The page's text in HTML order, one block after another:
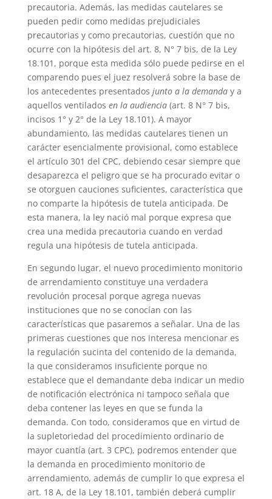
precautoria. Además, las medidas cautelares se
pueden pedir como medidas prejudiciales
precautorias y como precautorias, cuestión que no
ocurre con la hipótesis del art. 8, N° 7 bis, de la Ley
18.101, porque esta medida sólo puede pedirse en el
comparendo pues el juez resolverá sobre la base de
los antecedentes presentados junto a la demanday a
aquellos ventilados en la audiencia(art. 8 N° 7 bis,
incisos 1° y 2° de la Ley 18.101). A mayor
abundamiento, las medidas cautelares tienen un
carácter esencialmente provisional, como establece
el artículo 301 del CPC, debiendo cesar siempre que
desaparezca el peligro que se ha procurado evitar o
se otorguen cauciones suficientes, característica que
no comparte la hipótesis de tutela anticipada. De
esta manera, la ley nació mal porque expresa que
crea una medida precautoria cuando en verdad
regula una hipótesis de tutela anticipada.
En segundo lugar, el nuevo procedimiento monitorio
de arrendamiento constituye una verdadera
revolución procesal porque agrega nuevas
instituciones que no se conocían con las
características que pasaremos a señalar. Una de las
primeras cuestiones que nos interesa mencionar es
la regulación sucinta del contenido de la demanda,
la que consideramos insuficiente porque no
establece que el demandante deba indicar un medio
de notificación electrónica ni tampoco señala que
deba contener las leyes en que se funda la
demanda. Con todo, consideramos que en virtud de
la supletoriedad del procedimiento ordinario de
mayor cuantía (art. 3 CPC), podremos entender que
la demanda en procedimiento monitorio de
arrendamiento, además de cumplir lo que expresa el
art. 18 A, de la Ley 18.101, también deberá cumplir